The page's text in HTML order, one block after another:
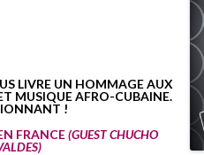
LIVRE UN HOMMAGE AUX
MUSIQUE AFRO-CUBAINE.
!
FRANCE(GUEST CHUCHO